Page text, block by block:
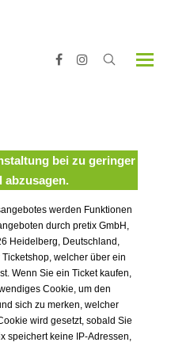
Facebook
Instagram
bei zu geringer
abzusagen.
werden Funktionen
durch pretix GmbH,
Heidelberg, Deutschland,
welcher über ein
Wenn Sie ein Ticket kaufen,
Cookie, um den
sich zu merken, welcher
wird gesetzt, sobald Sie
speichert keine IP-Adressen,